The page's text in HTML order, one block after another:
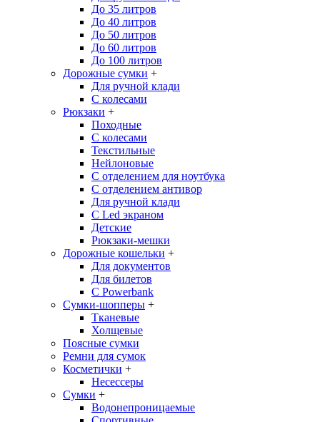
До 35 литров
До 40 литров
До 50 литров
До 60 литров
До 100 литров
Дорожные сумки +
Для ручной клади
С колесами
Рюкзаки +
Походные
С колесами
Текстильные
Нейлоновые
С отделением для ноутбука
С отделением антивор
Для ручной клади
С Led экраном
Детские
Рюкзаки-мешки
Дорожные кошельки +
Для документов
Для билетов
С Powerbank
Сумки-шопперы +
Тканевые
Холщевые
Поясные сумки
Ремни для сумок
Косметички +
Несессеры
Сумки +
Водонепроницаемые